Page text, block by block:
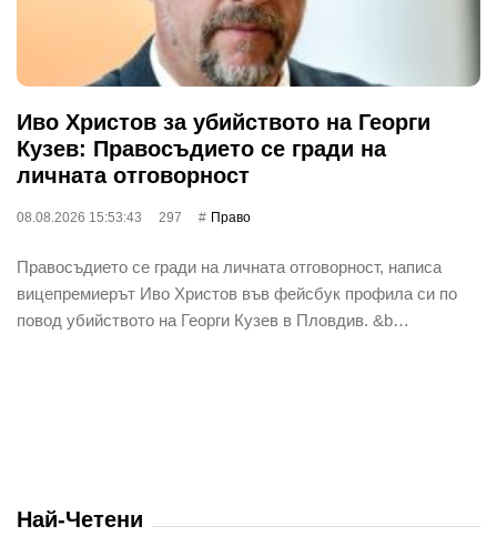
Иво Христов за убийството на Георги
Кузев: Правосъдието се гради на
личната отговорност
08.08.2026 15:53:43 297 Право
Правосъдието се гради на личната отговорност, написа
вицепремиерът Иво Христов във фейсбук профила си по
повод убийството на Георги Кузев в Пловдив. &b…
Най-Четени